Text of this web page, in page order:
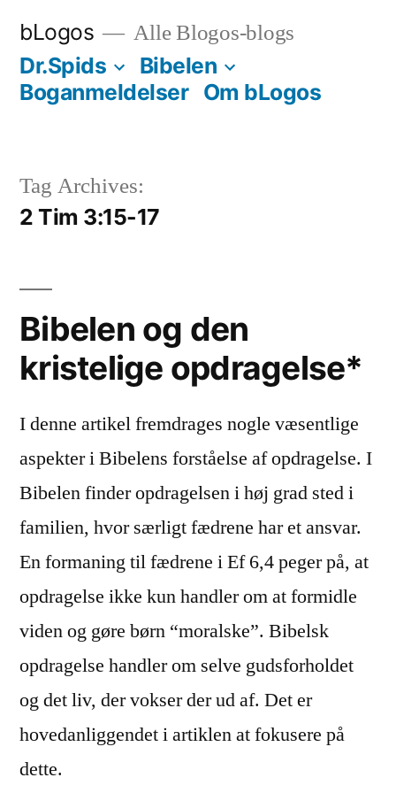
indhold
bLogos Alle Blogos-blogs
Dr.Spids
Bibelen
Boganmeldelser Om bLogos
Tag Archives:
2 Tim 3:15-17
Bibelen og den
kristelige opdragelse*
I denne artikel fremdrages nogle væsentlige
aspekter i Bibelens forståelse af opdragelse. I
Bibelen finder opdragelsen i høj grad sted i
familien, hvor særligt fædrene har et ansvar.
En formaning til fædrene i Ef 6,4 peger på, at
opdragelse ikke kun handler om at formidle
viden og gøre børn “moralske”. Bibelsk
opdragelse handler om selve gudsforholdet
og det liv, der vokser der ud af. Det er
hovedanliggendet i artiklen at fokusere på
dette.